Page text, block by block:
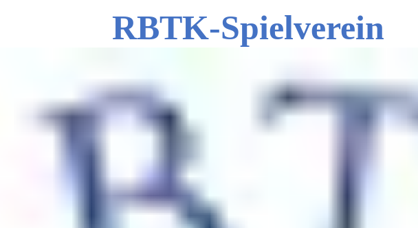
RBTK-Spielverein